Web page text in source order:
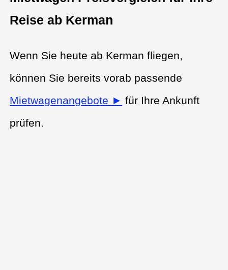
Reise ab Kerman
Wenn Sie heute ab Kerman fliegen,
können Sie bereits vorab passende
Mietwagenangebote ► für Ihre Ankunft
prüfen.